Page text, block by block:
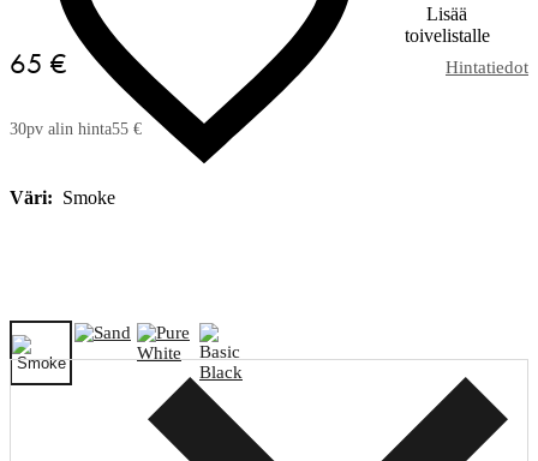
Lisää
toivelistalle
65 € Hintatiedot
30pv alin hinta55 €
Väri: Smoke